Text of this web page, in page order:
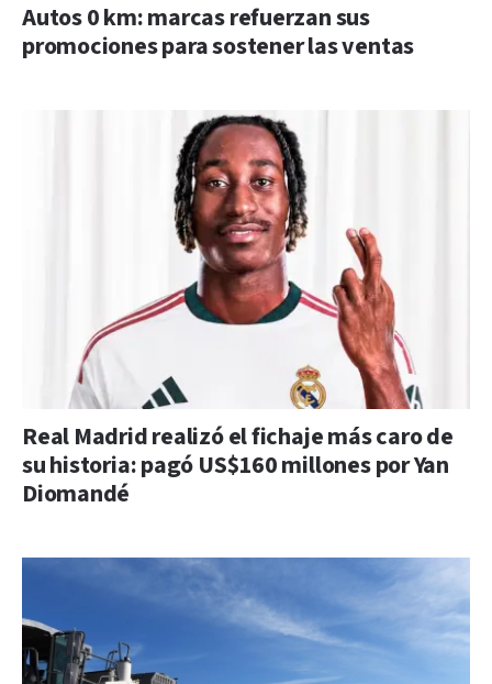
Autos 0 km: marcas refuerzan sus
promociones para sostener las ventas
Real Madrid realizó el fichaje más caro de
su historia: pagó US$160 millones por Yan
Diomandé